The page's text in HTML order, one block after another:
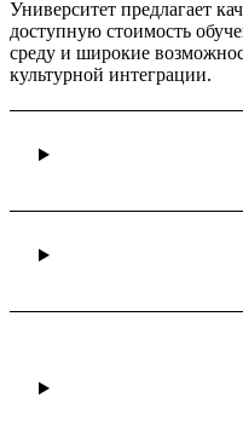
Университет предлагает
доступную стоимость
среду и широкие
культурной интеграции.